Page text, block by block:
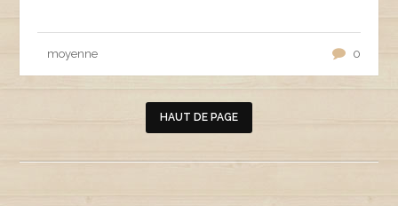
moyenne 0
HAUT DE PAGE